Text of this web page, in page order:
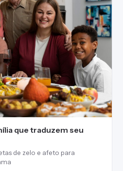
que traduzem seu
de zelo e afeto para